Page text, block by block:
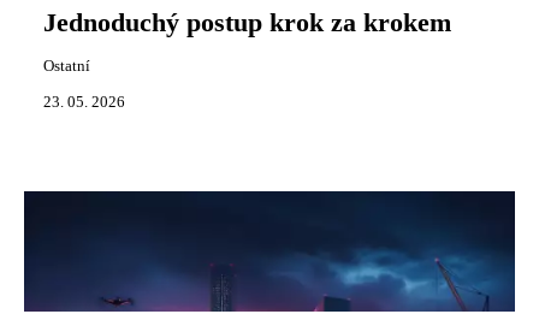
Jednoduchý postup krok za krokem
Ostatní
23. 05. 2026